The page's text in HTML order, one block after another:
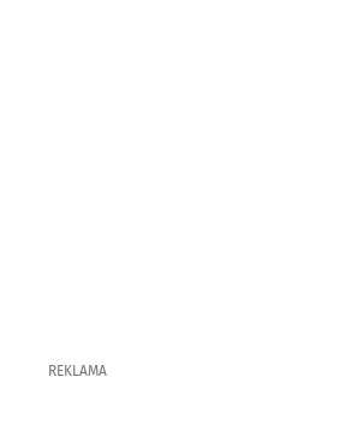
REKLAMA